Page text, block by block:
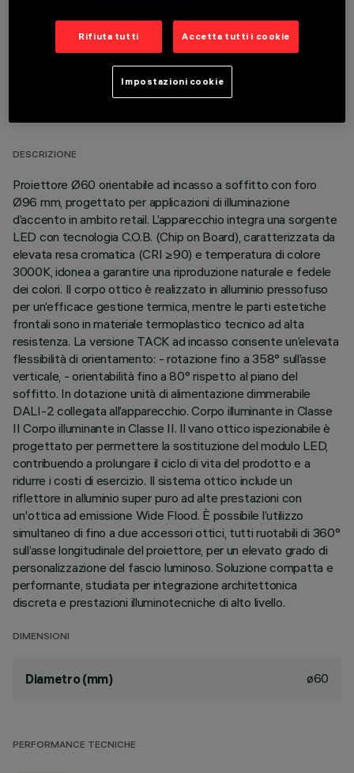
DATI TECNICI
DESCRIZIONE
Proiettore Ø60 orientabile ad incasso a soffitto con foro
Ø96 mm, progettato per applicazioni di illuminazione
d’accento in ambito retail. L’apparecchio integra una sorgente
LED con tecnologia C.O.B. (Chip on Board), caratterizzata da
elevata resa cromatica (CRI ≥90) e temperatura di colore
3000K, idonea a garantire una riproduzione naturale e fedele
dei colori. Il corpo ottico è realizzato in alluminio pressofuso
per un’efficace gestione termica, mentre le parti estetiche
frontali sono in materiale termoplastico tecnico ad alta
resistenza. La versione TACK ad incasso consente un’elevata
flessibilità di orientamento: - rotazione fino a 358° sull’asse
verticale, - orientabilità fino a 80° rispetto al piano del
soffitto. In dotazione unità di alimentazione dimmerabile
DALI-2 collegata all’apparecchio. Corpo illuminante in Classe
II Corpo illuminante in Classe II. Il vano ottico ispezionabile è
progettato per permettere la sostituzione del modulo LED,
contribuendo a prolungare il ciclo di vita del prodotto e a
ridurre i costi di esercizio. Il sistema ottico include un
riflettore in alluminio super puro ad alte prestazioni con
un'ottica ad emissione Wide Flood. È possibile l’utilizzo
simultaneo di fino a due accessori ottici, tutti ruotabili di 360°
sull’asse longitudinale del proiettore, per un elevato grado di
personalizzazione del fascio luminoso. Soluzione compatta e
performante, studiata per integrazione architettonica
discreta e prestazioni illuminotecniche di alto livello.
DIMENSIONI
Diametro (mm) ø60
PERFORMANCE TECNICHE
Rifiuta tutti Accetta tutti i cookie
Impostazioni cookie